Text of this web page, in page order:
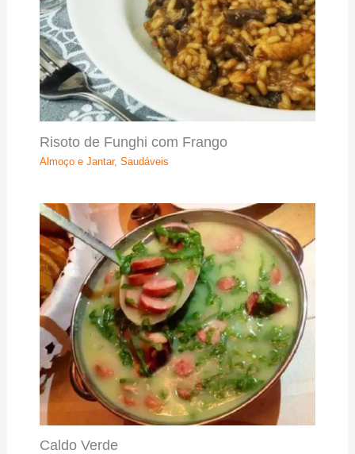
Risoto de Funghi com Frango
Almoço e Jantar, Saudáveis
Caldo Verde